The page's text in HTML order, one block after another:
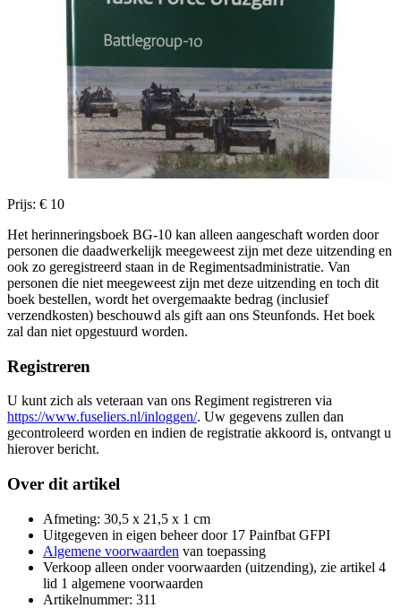
Prijs: € 10
Het herinneringsboek BG-10 kan alleen aangeschaft worden door
personen die daadwerkelijk meegeweest zijn met deze uitzending en
ook zo geregistreerd staan in de Regimentsadministratie. Van
personen die niet meegeweest zijn met deze uitzending en toch dit
boek bestellen, wordt het overgemaakte bedrag (inclusief
verzendkosten) beschouwd als gift aan ons Steunfonds. Het boek
zal dan niet opgestuurd worden.
Registreren
U kunt zich als veteraan van ons Regiment registreren via
https://www.fuseliers.nl/inloggen/. Uw gegevens zullen dan
gecontroleerd worden en indien de registratie akkoord is, ontvangt u
hierover bericht.
Over dit artikel
Afmeting: 30,5 x 21,5 x 1 cm
Uitgegeven in eigen beheer door 17 Painfbat GFPI
Algemene voorwaarden van toepassing
Verkoop alleen onder voorwaarden (uitzending), zie artikel 4
lid 1 algemene voorwaarden
Artikelnummer: 311